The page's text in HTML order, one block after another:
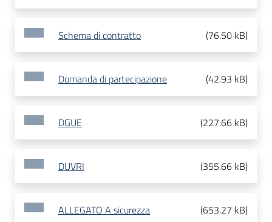
Schema di contratto (76.50 kB)
Domanda di partecipazione (42.93 kB)
DGUE (227.66 kB)
DUVRI (355.66 kB)
ALLEGATO A sicurezza (653.27 kB)